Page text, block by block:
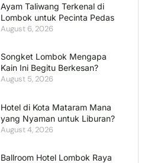
Ayam Taliwang Terkenal di
Lombok untuk Pecinta Pedas
August 6, 2026
Songket Lombok Mengapa
Kain Ini Begitu Berkesan?
August 5, 2026
Hotel di Kota Mataram Mana
yang Nyaman untuk Liburan?
August 4, 2026
Ballroom Hotel Lombok Raya